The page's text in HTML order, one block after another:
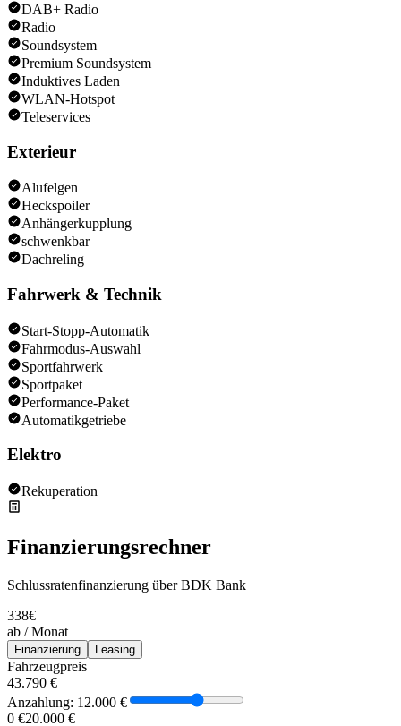
DAB+ Radio
Radio
Soundsystem
Premium Soundsystem
Induktives Laden
WLAN-Hotspot
Teleservices
Exterieur
Alufelgen
Heckspoiler
Anhängerkupplung
schwenkbar
Dachreling
Fahrwerk & Technik
Start-Stopp-Automatik
Fahrmodus-Auswahl
Sportfahrwerk
Sportpaket
Performance-Paket
Automatikgetriebe
Elektro
Rekuperation
Finanzierungsrechner
Schlussratenfinanzierung über BDK Bank
338€
ab / Monat
Finanzierung Leasing
Fahrzeugpreis
43.790 €
Anzahlung: 12.000 €
0 €20.000 €